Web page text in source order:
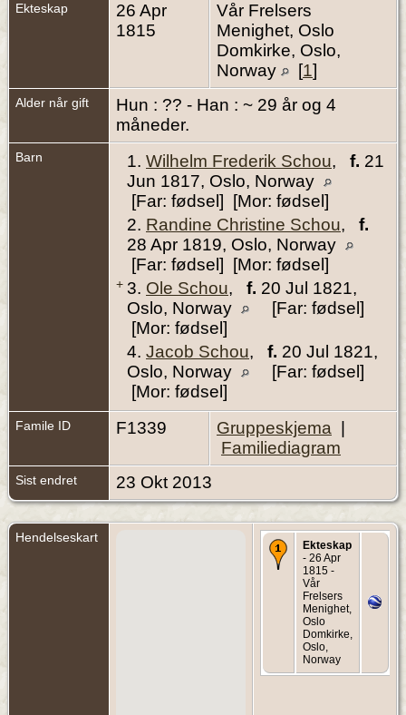
Ekteskap
26 Apr
1815
Vår Frelsers
Menighet, Oslo
Domkirke, Oslo,
Norway
[1]
Alder når gift
Hun : ?? - Han : ~ 29 år og 4
måneder.
Barn 1. Wilhelm Frederik Schou, f. 21
Jun 1817, Oslo, Norway
[Far: fødsel] [Mor: fødsel]
2. Randine Christine Schou, f.
28 Apr 1819, Oslo, Norway
[Far: fødsel] [Mor: fødsel]
+ 3. Ole Schou, f. 20 Jul 1821,
Oslo, Norway
[Far: fødsel]
[Mor: fødsel]
4. Jacob Schou, f. 20 Jul 1821,
Oslo, Norway
[Far: fødsel]
[Mor: fødsel]
Famile ID F1339 Gruppeskjema
Familiediagram
Sist endret 23 Okt 2013
Hendelseskart
Ekteskap
- 26 Apr
1815 -
Vår
Frelsers
Menighet,
Oslo
Domkirke,
Oslo,
Norway